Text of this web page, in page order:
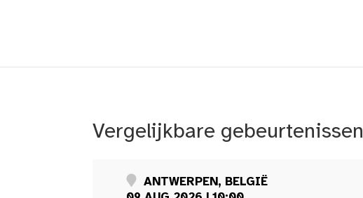
Vergelijkbare gebeurtenissen
ANTWERPEN, BELGIË